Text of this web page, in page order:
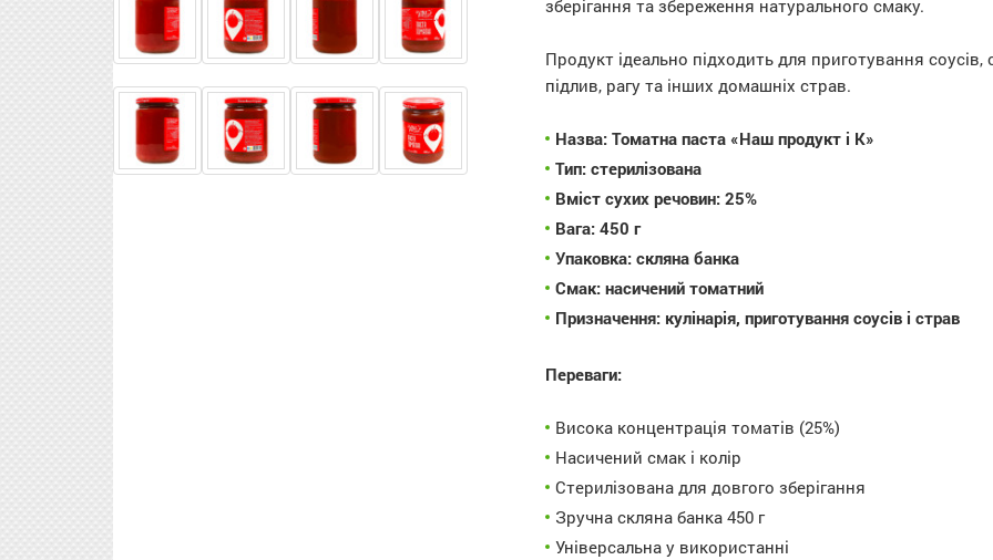
зберігання та збереження натурального смаку.
Продукт ідеально підходить для приготування соусів,
підлив, рагу та інших домашніх страв.
Назва: Томатна паста «Наш продукт і К»
Тип: стерилізована
Вміст сухих речовин: 25%
Вага: 450 г
Упаковка: скляна банка
Смак: насичений томатний
Призначення: кулінарія, приготування соусів і страв
Переваги:
Висока концентрація томатів (25%)
Насичений смак і колір
Стерилізована для довгого зберігання
Зручна скляна банка 450 г
Універсальна у використанні